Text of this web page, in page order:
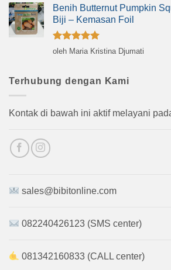
Benih Butternut Pumpkin
Biji – Kemasan Foil
Dinilai5
oleh Maria Kristina Djumati
Terhubung dengan Kami
Kontak di bawah ini aktif melayani
sales@bibitonline.com
082240426123 (SMS center)
081342160833 (CALL center)